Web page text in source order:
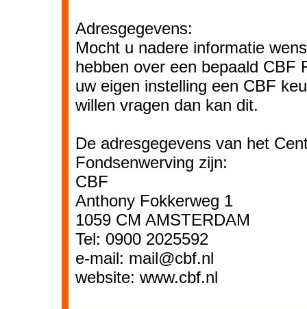
Adresgegevens:
Mocht u nadere informatie
hebben over een bepaald CBF
uw eigen instelling een CBF
willen vragen dan kan dit.
De adresgegevens van het
Fondsenwerving zijn:
CBF
Anthony Fokkerweg 1
1059 CM AMSTERDAM
Tel: 0900 2025592
e-mail: mail@cbf.nl
website: www.cbf.nl